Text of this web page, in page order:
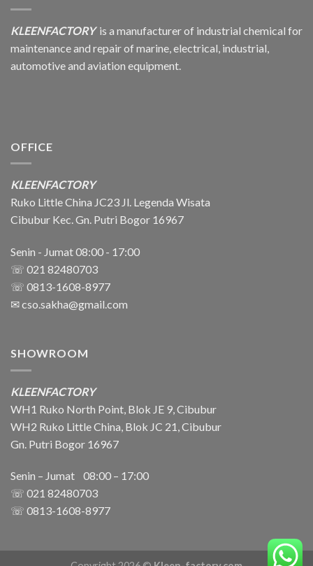
KLEENFACTORY is a manufacturer of industrial chemical for
maintenance and repair of marine, electrical, industrial,
automotive and aviation equipment.
OFFICE
KLEENFACTORY
Ruko Little China JC23 Jl. Legenda Wisata
Cibubur Kec. Gn. Putri Bogor 16967
Senin - Jumat 08:00 - 17:00
☏ 021 82480703
☏ 0813-1608-8977
✉cso.sakha@gmail.com
SHOWROOM
KLEENFACTORY
WH1 Ruko North Point, Blok JE 9, Cibubur
WH2 Ruko Little China, Blok JC 21, Cibubur
Gn. Putri Bogor 16967
Senin – Jumat 08:00 – 17:00
☏ 021 82480703
☏ 0813-1608-8977